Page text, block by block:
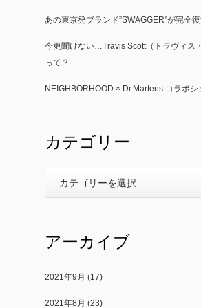
あの東京発ブランド”SWAGGER”が完全
今更聞けない…Travis Scott（トラヴィス
って？
NEIGHBORHOOD × Dr.Martens コラボシ
カテゴリー
アーカイブ
2021年9月 (17)
2021年8月 (23)